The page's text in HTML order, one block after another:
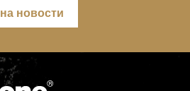
новости